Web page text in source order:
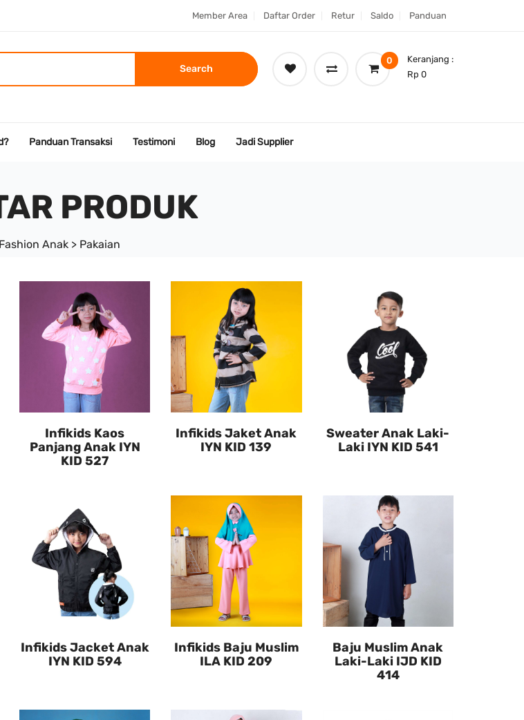
Member Area Daftar Order Retur Saldo Panduan
Search
0
Keranjang :
Rp 0
Panduan Transaksi Testimoni Blog Jadi Supplier
PRODUK
Fashion Anak > Pakaian
Infikids Kaos
Panjang Anak IYN
KID 527
Infikids Jaket Anak
IYN KID 139
Sweater Anak Laki-
Laki IYN KID 541
Infikids Jacket Anak
IYN KID 594
Infikids Baju Muslim
ILA KID 209
Baju Muslim Anak
Laki-Laki IJD KID
414